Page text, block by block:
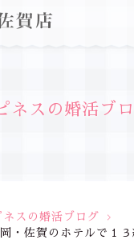
ネスの婚活ブ
ネスの婚活ブログ
>
・佐賀のホテルで１３